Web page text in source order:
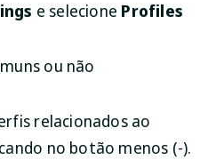
e selecione Profiles
ou não
relacionados ao
no botão menos (-).